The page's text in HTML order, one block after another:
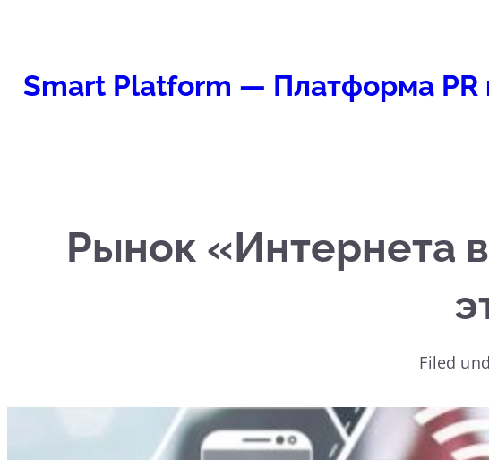
Smart Platform — Платформа PR
Рынок «Интернета
Filed